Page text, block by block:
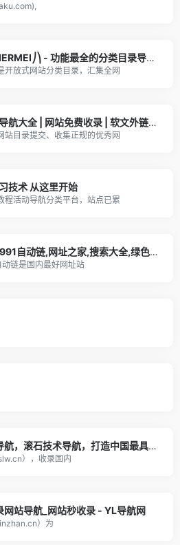
爱尔美收录网 - ⎛⎝IERMEI⎠⎞ - 功能最全的分类目录导航服务门户
开放式网站分类目录，汇集全网
悟空收录网 - 网址导航大全 | 网站免费收录 | 软文外链发布平台
站目录提交、收集正规的优秀网
技术 从这里开始
程活动导航分类平台，站点已累
sh991网址导航－991自动链,网址之家,搜索大全,绿色,快速,安全的专业导航站
链是国内最好网址站
老李收录网_技术导航，滚石技术导航，打造中国最具影响力的网站交流和展示平台
），收录国内
网站导航_网站秒收录 - YL导航网
）为